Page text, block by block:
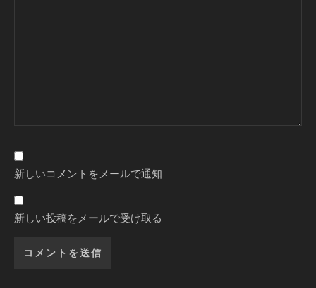
新しいコメントをメールで通知
新しい投稿をメールで受け取る